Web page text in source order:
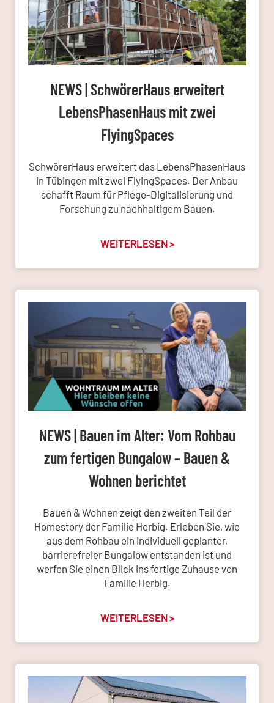
NEWS | SchwörerHaus erweitert
LebensPhasenHaus mit zwei
FlyingSpaces
SchwörerHaus erweitert das LebensPhasenHaus
in Tübingen mit zwei FlyingSpaces. Der Anbau
schafft Raum für Pflege-Digitalisierung und
Forschung zu nachhaltigem Bauen.
WEITERLESEN >
NEWS | Bauen im Alter: Vom Rohbau
zum fertigen Bungalow – Bauen &
Wohnen berichtet
Bauen & Wohnen zeigt den zweiten Teil der
Homestory der Familie Herbig. Erleben Sie, wie
aus dem Rohbau ein individuell geplanter,
barrierefreier Bungalow entstanden ist und
werfen Sie einen Blick ins fertige Zuhause von
Familie Herbig.
WEITERLESEN >